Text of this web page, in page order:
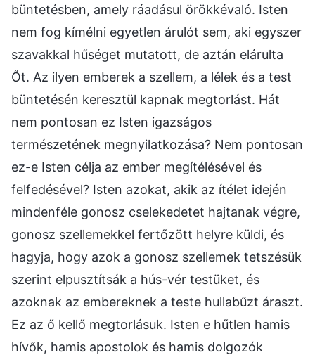
büntetésben, amely ráadásul örökkévaló. Isten
nem fog kímélni egyetlen árulót sem, aki egyszer
szavakkal hűséget mutatott, de aztán elárulta
Őt. Az ilyen emberek a szellem, a lélek és a test
büntetésén keresztül kapnak megtorlást. Hát
nem pontosan ez Isten igazságos
természetének megnyilatkozása? Nem pontosan
ez-e Isten célja az ember megítélésével és
felfedésével? Isten azokat, akik az ítélet idején
mindenféle gonosz cselekedetet hajtanak végre,
gonosz szellemekkel fertőzött helyre küldi, és
hagyja, hogy azok a gonosz szellemek tetszésük
szerint elpusztítsák a hús-vér testüket, és
azoknak az embereknek a teste hullabűzt áraszt.
Ez az ő kellő megtorlásuk. Isten e hűtlen hamis
hívők, hamis apostolok és hamis dolgozók